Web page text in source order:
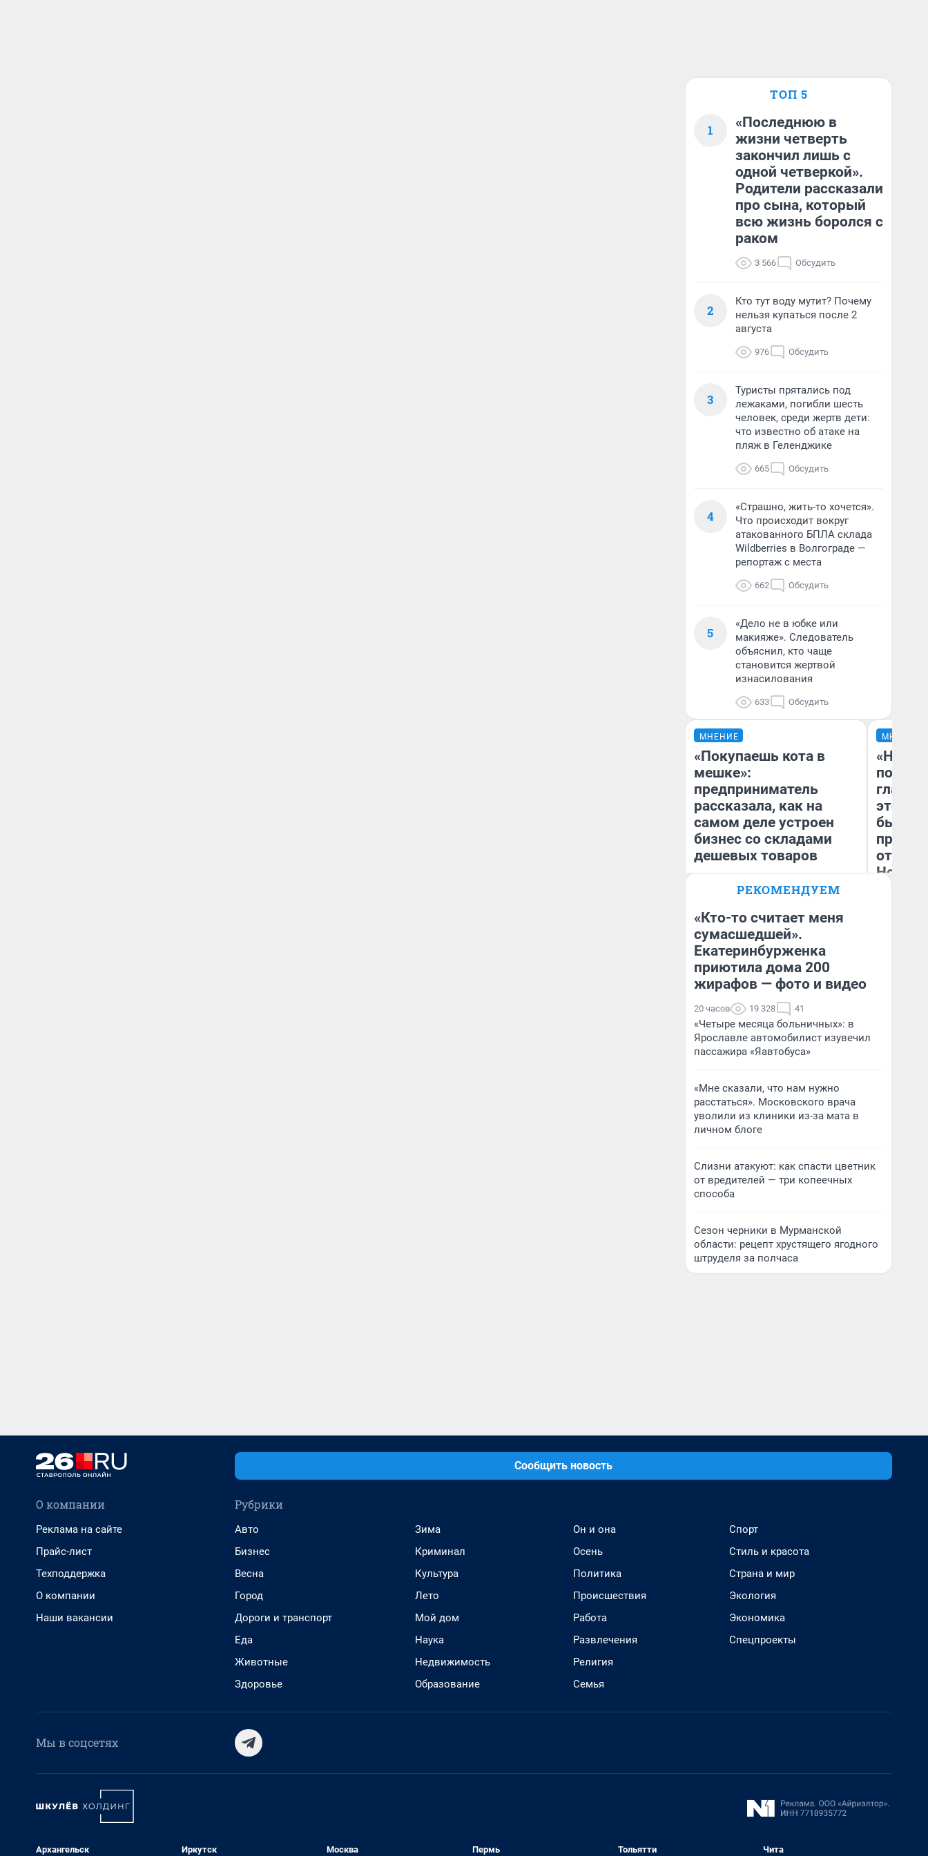
ТОП 5
1
«Последнюю в
жизни четверть
закончил лишь с
одной четверкой».
Родители рассказали
про сына, который
всю жизнь боролся с
раком
3 566 Обсудить
2
Кто тут воду мутит? Почему
нельзя купаться после 2
августа
976 Обсудить
3
Туристы прятались под
лежаками, погибли шесть
человек, среди жертв дети:
что известно об атаке на
пляж в Геленджике
665 Обсудить
4
«Страшно, жить-то хочется».
Что происходит вокруг
атакованного БПЛА склада
Wildberries в Волгограде —
репортаж с места
662 Обсудить
5
«Дело не в юбке или
макияже». Следователь
объяснил, кто чаще
становится жертвой
изнасилования
633 Обсудить
МНЕНИЕ
«Покупаешь кота в
мешке»:
предприниматель
рассказала, как на
самом деле устроен
бизнес со складами
дешевых товаров
Наталья Шорохова
деньги соцразвития
МНЕНИЕ
этого
бьет
отзыв
Нолана
РЕКОМЕНДУЕМ
«Кто-то считает меня
сумасшедшей».
Екатеринбурженка
приютила дома 200
жирафов — фото и видео
20 часов 19 328 41
«Четыре месяца больничных»: в
Ярославле автомобилист изувечил
пассажира «Яавтобуса»
«Мне сказали, что нам нужно
расстаться». Московского врача
уволили из клиники из-за мата в
личном блоге
Слизни атакуют: как спасти цветник
от вредителей — три копеечных
способа
Сезон черники в Мурманской
области: рецепт хрустящего ягодного
штруделя за полчаса
Сообщить новость
О компании
Реклама на сайте
Прайс-лист
Техподдержка
О компании
Наши вакансии
Рубрики
Авто
Бизнес
Весна
Город
Дороги и транспорт
Еда
Животные
Здоровье
Зима
Криминал
Культура
Лето
Мой дом
Наука
Недвижимость
Образование
Он и она
Осень
Политика
Происшествия
Работа
Развлечения
Религия
Семья
Спорт
Стиль и красота
Страна и мир
Экология
Экономика
Спецпроекты
Мы в соцсетях
Архангельск Иркутск Москва Пермь Тольятти Чита